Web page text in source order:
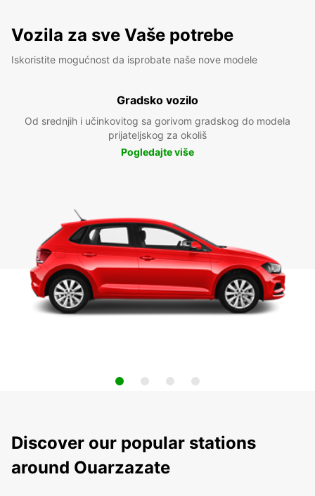
Vozila za sve Vaše potrebe
Iskoristite mogućnost da isprobate naše nove modele
Gradsko vozilo
Od srednjih i učinkovitog sa gorivom gradskog do modela
prijateljskog za okoliš
Pogledajte više
Discover our popular stations
around Ouarzazate